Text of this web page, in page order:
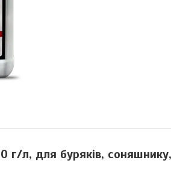
л, для буряків, соняшнику,